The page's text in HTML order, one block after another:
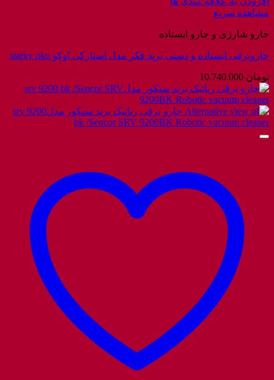
مشاهده سریع
جارو شارژی و جارو ایستاده
جاروبرقی ایستاده و دستی برند فکر مدل استارکی اوکو starky oko
تومان